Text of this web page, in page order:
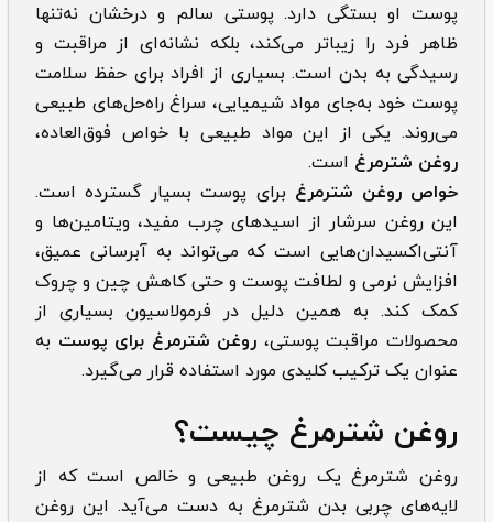
پوست او بستگی دارد. پوستی سالم و درخشان نه‌تنها
ظاهر فرد را زیباتر می‌کند، بلکه نشانه‌ای از مراقبت و
رسیدگی به بدن است. بسیاری از افراد برای حفظ سلامت
پوست خود به‌جای مواد شیمیایی، سراغ راه‌حل‌های طبیعی
می‌روند. یکی از این مواد طبیعی با خواص فوق‌العاده،
روغن شترمرغ است.
خواص روغن شترمرغ برای پوست بسیار گسترده است.
این روغن سرشار از اسیدهای چرب مفید، ویتامین‌ها و
آنتی‌اکسیدان‌هایی است که می‌تواند به آبرسانی عمیق،
افزایش نرمی و لطافت پوست و حتی کاهش چین و چروک
کمک کند. به همین دلیل در فرمولاسیون بسیاری از
محصولات مراقبت پوستی، روغن شترمرغ برای پوست به
عنوان یک ترکیب کلیدی مورد استفاده قرار می‌گیرد.
روغن شترمرغ چیست؟
روغن شترمرغ یک روغن طبیعی و خالص است که از
لایه‌های چربی بدن شترمرغ به دست می‌آید. این روغن